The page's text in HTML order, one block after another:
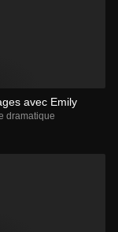
avec Emily
dramatique